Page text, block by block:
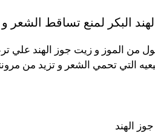
البكر لمنع تساقط الشعر
من الموز و زيت جوز الهند علي
التي تحمي الشعر و تزيد من
الهند